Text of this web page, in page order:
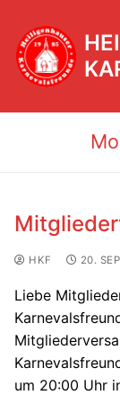
Inhalt
springen
HKF 20.
Liebe
um 20:00 Uhr